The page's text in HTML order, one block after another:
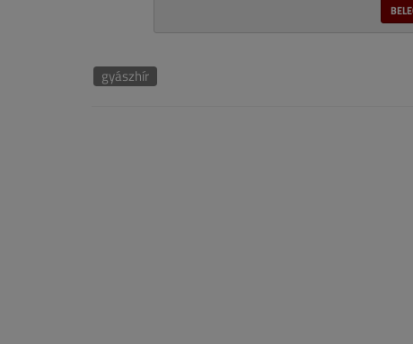
gyászhír